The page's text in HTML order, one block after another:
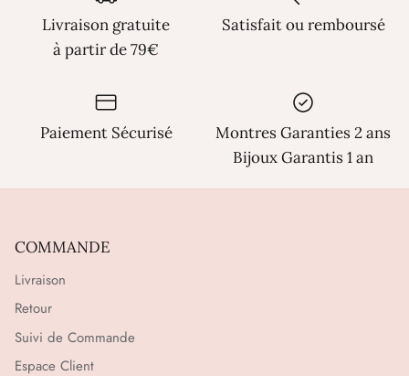
Livraison gratuite
à partir de 79€
Satisfait ou remboursé
Paiement Sécurisé
Montres Garanties 2 ans
Bijoux Garantis 1 an
COMMANDE
Livraison
Retour
Suivi de Commande
Espace Client